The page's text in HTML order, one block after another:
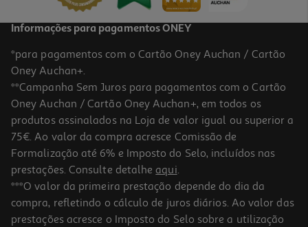
2.7
Placa De Indução Hotpoint Hb 4860b Ne 60cm 4 Zonas
439.99 €/un
Informações para pagamentos ONEY
*para pagamentos com o Cartão Oney Auchan / Cartão
Oney Auchan+.
**Campanha Sem Juros para pagamentos com o Cartão
Oney Auchan / Cartão Oney Auchan+, em todos os
produtos assinalados na Loja de valor igual ou superior a
75€. Ao valor da compra acresce Comissão de
Formalização até 6% e Imposto do Selo, incluídos nas
prestações. Consulte detalhe aqui.
***O valor da primeira prestação depende do dia da
compra, refletindo o cálculo de juros diários. Ao valor das
prestações acresce o Imposto do Selo sobre a utilização